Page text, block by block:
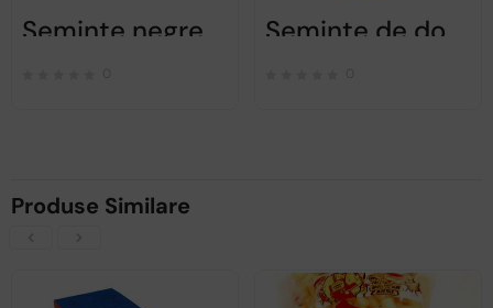
Produse Similare